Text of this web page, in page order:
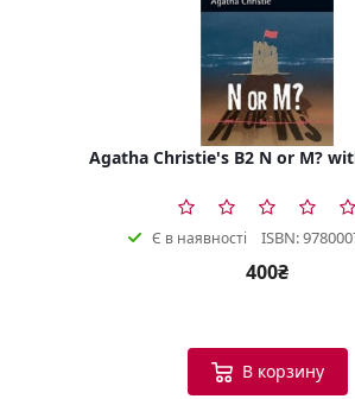
Agatha Christie's B2 N or M?
Є в наявності ISBN:
400₴
В корзину